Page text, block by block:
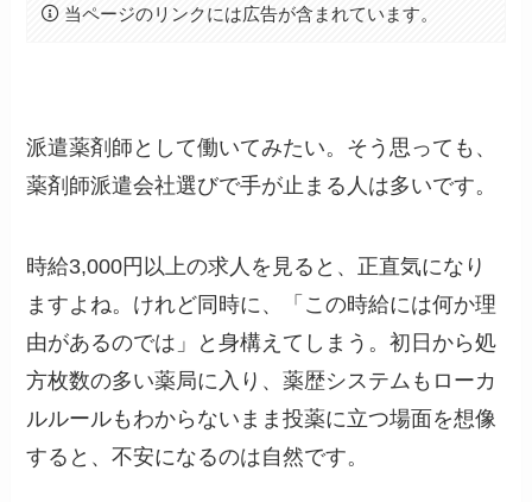
当ページのリンクには広告が含まれています。
派遣薬剤師として働いてみたい。そう思っても、
薬剤師派遣会社選びで手が止まる人は多いです。
時給3,000円以上の求人を見ると、正直気になり
ますよね。けれど同時に、「この時給には何か理
由があるのでは」と身構えてしまう。初日から処
方枚数の多い薬局に入り、薬歴システムもローカ
ルルールもわからないまま投薬に立つ場面を想像
すると、不安になるのは自然です。